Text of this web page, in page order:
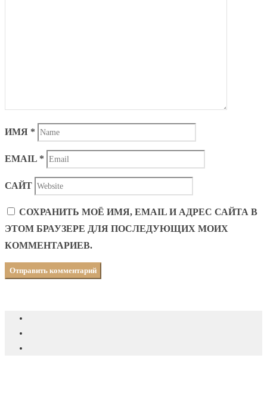
ИМЯ *
EMAIL *
САЙТ
СОХРАНИТЬ МОЁ ИМЯ, EMAIL И АДРЕС САЙТА В
ЭТОМ БРАУЗЕРЕ ДЛЯ ПОСЛЕДУЮЩИХ МОИХ
КОММЕНТАРИЕВ.